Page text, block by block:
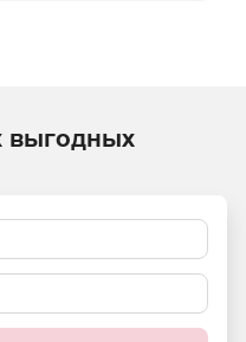
историей всех
выгодных